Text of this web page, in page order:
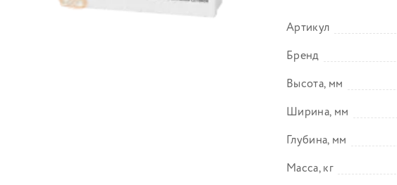
Артикул
Бренд
Высота, мм
Ширина, мм
Глубина, мм
Масса, кг